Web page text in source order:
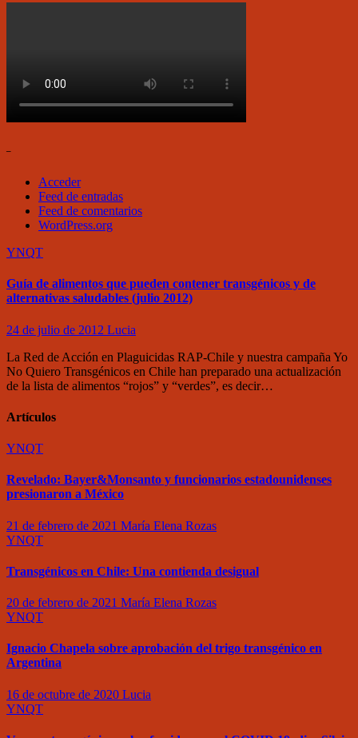
–
Acceder
Feed de entradas
Feed de comentarios
WordPress.org
YNQT
Guía de alimentos que pueden contener transgénicos y de
alternativas saludables (julio 2012)
24 de julio de 2012 Lucia
La Red de Acción en Plaguicidas RAP-Chile y nuestra campaña Yo
No Quiero Transgénicos en Chile han preparado una actualización
de la lista de alimentos “rojos” y “verdes”, es decir…
Artículos
YNQT
Revelado: Bayer&Monsanto y funcionarios estadounidenses
presionaron a México
21 de febrero de 2021 María Elena Rozas
YNQT
Transgénicos en Chile: Una contienda desigual
20 de febrero de 2021 María Elena Rozas
YNQT
Ignacio Chapela sobre aprobación del trigo transgénico en
Argentina
16 de octubre de 2020 Lucia
YNQT